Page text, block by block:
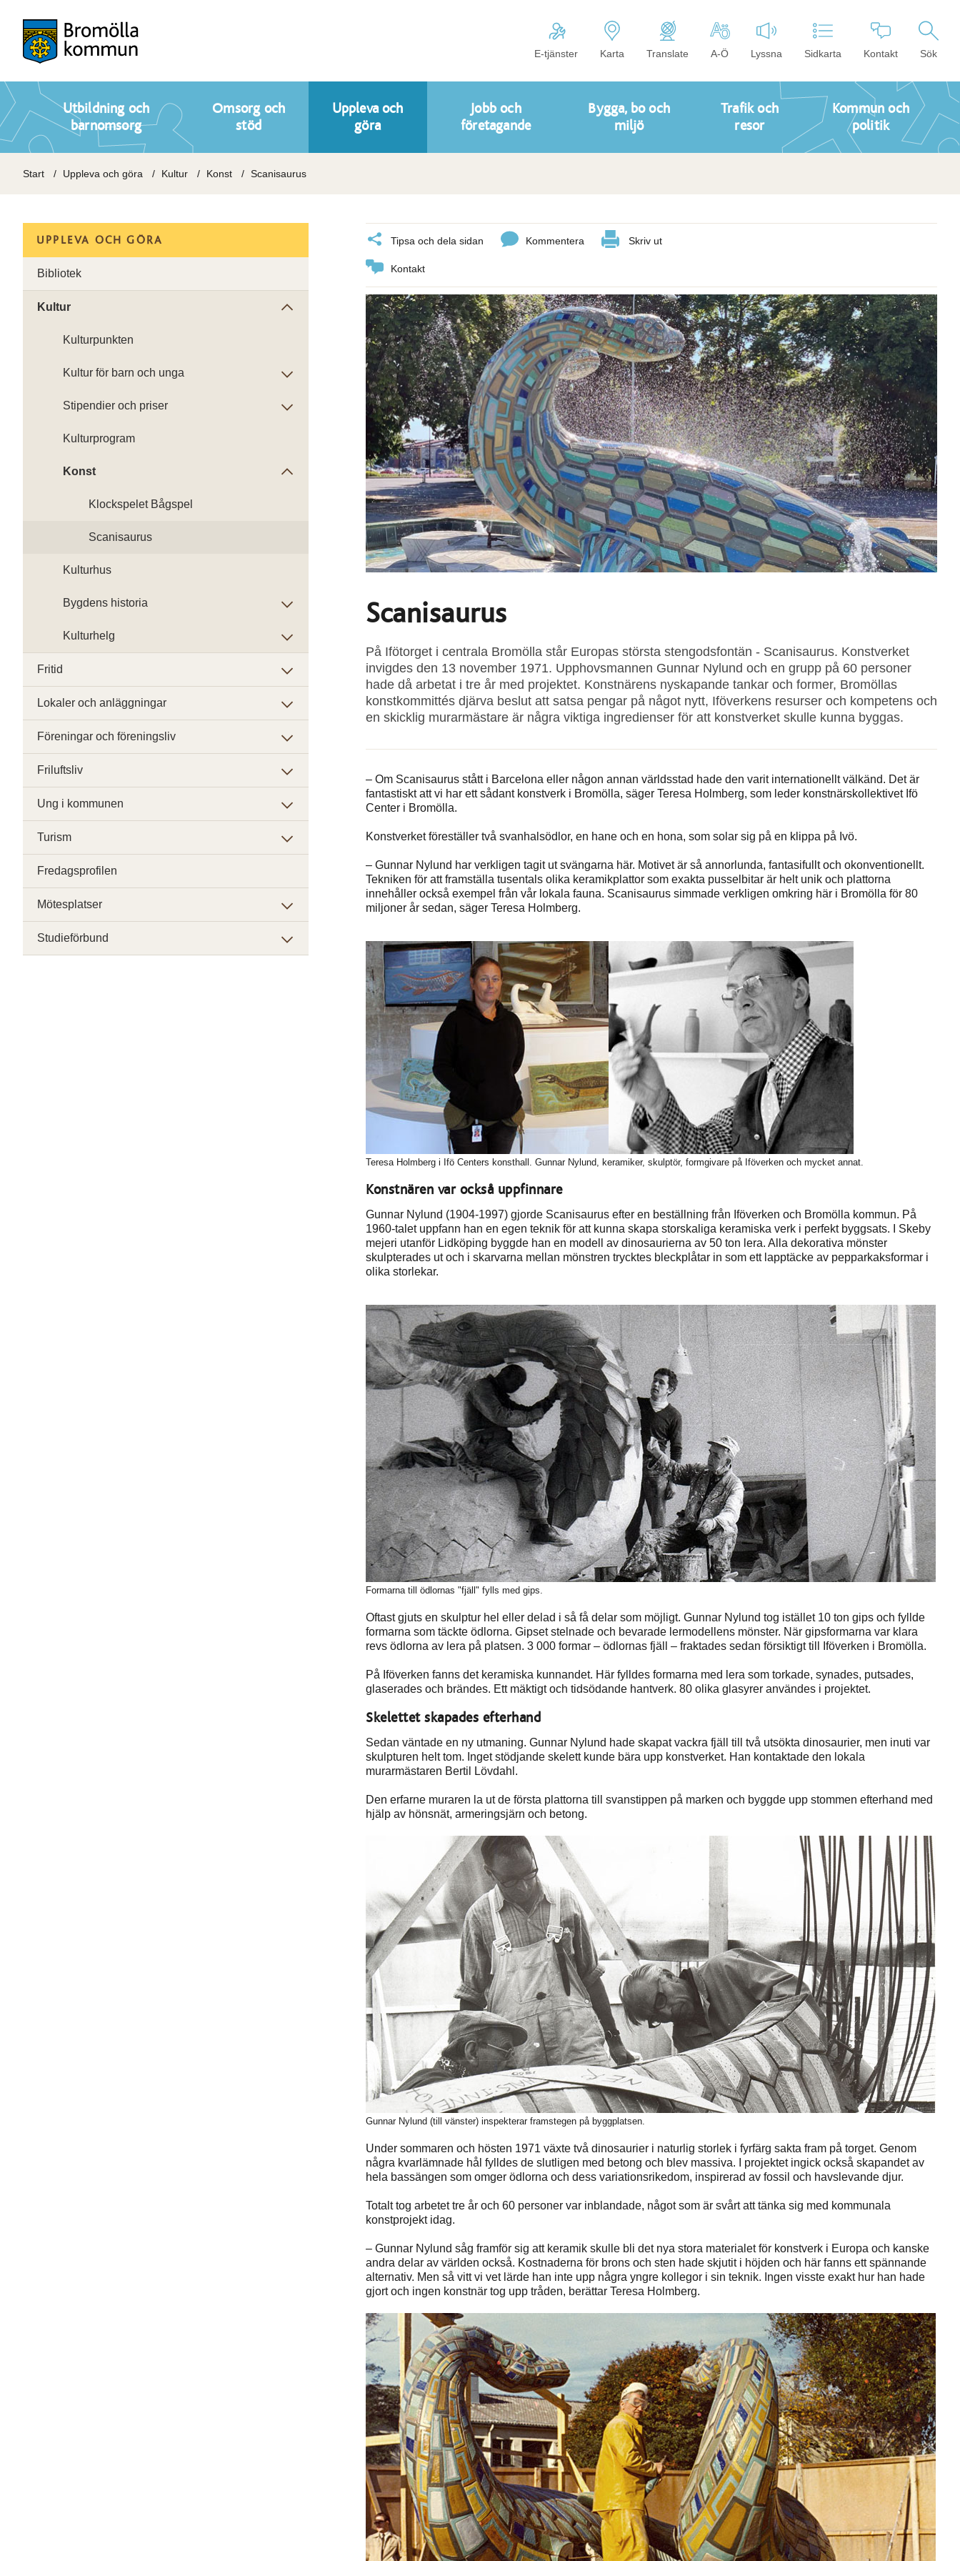
E-tjänster Karta Translate A-Ö Lyssna Sidkarta Kontakt Sök
Utbildning och
barnomsorg
Omsorg och
stöd
Uppleva och
göra
Jobb och
företagande
Bygga, bo och
miljö
Trafik och
resor
Kommun och
politik
Start Uppleva och göra Kultur Konst Scanisaurus
Tipsa och dela sidan Kommentera Skriv ut
Kontakt
Scanisaurus
På Ifötorget i centrala Bromölla står Europas största stengodsfontän - Scanisaurus. Konstverket
invigdes den 13 november 1971. Upphovsmannen Gunnar Nylund och en grupp på 60 personer
hade då arbetat i tre år med projektet. Konstnärens nyskapande tankar och former, Bromöllas
konstkommittés djärva beslut att satsa pengar på något nytt, Iföverkens resurser och kompetens och
en skicklig murarmästare är några viktiga ingredienser för att konstverket skulle kunna byggas.
– Om Scanisaurus stått i Barcelona eller någon annan världsstad hade den varit internationellt välkänd. Det är
fantastiskt att vi har ett sådant konstverk i Bromölla, säger Teresa Holmberg, som leder konstnärskollektivet Ifö
Center i Bromölla.
Konstverket föreställer två svanhalsödlor, en hane och en hona, som solar sig på en klippa på Ivö.
– Gunnar Nylund har verkligen tagit ut svängarna här. Motivet är så annorlunda, fantasifullt och okonventionellt.
Tekniken för att framställa tusentals olika keramikplattor som exakta pusselbitar är helt unik och plattorna
innehåller också exempel från vår lokala fauna. Scanisaurus simmade verkligen omkring här i Bromölla för 80
miljoner år sedan, säger Teresa Holmberg.
Teresa Holmberg i Ifö Centers konsthall. Gunnar Nylund, keramiker, skulptör, formgivare på Iföverken och mycket annat.
Konstnären var också uppfinnare
Gunnar Nylund (1904-1997) gjorde Scanisaurus efter en beställning från Iföverken och Bromölla kommun. På
1960-talet uppfann han en egen teknik för att kunna skapa storskaliga keramiska verk i perfekt byggsats. I Skeby
mejeri utanför Lidköping byggde han en modell av dinosaurierna av 50 ton lera. Alla dekorativa mönster
skulpterades ut och i skarvarna mellan mönstren trycktes bleckplåtar in som ett lapptäcke av pepparkaksformar i
olika storlekar.
Formarna till ödlornas "fjäll" fylls med gips.
Oftast gjuts en skulptur hel eller delad i så få delar som möjligt. Gunnar Nylund tog istället 10 ton gips och fyllde
formarna som täckte ödlorna. Gipset stelnade och bevarade lermodellens mönster. När gipsformarna var klara
revs ödlorna av lera på platsen. 3 000 formar – ödlornas fjäll – fraktades sedan försiktigt till Iföverken i Bromölla.
På Iföverken fanns det keramiska kunnandet. Här fylldes formarna med lera som torkade, synades, putsades,
glaserades och brändes. Ett mäktigt och tidsödande hantverk. 80 olika glasyrer användes i projektet.
Skelettet skapades efterhand
Sedan väntade en ny utmaning. Gunnar Nylund hade skapat vackra fjäll till två utsökta dinosaurier, men inuti var
skulpturen helt tom. Inget stödjande skelett kunde bära upp konstverket. Han kontaktade den lokala
murarmästaren Bertil Lövdahl.
Den erfarne muraren la ut de första plattorna till svanstippen på marken och byggde upp stommen efterhand med
hjälp av hönsnät, armeringsjärn och betong.
Gunnar Nylund (till vänster) inspekterar framstegen på byggplatsen.
Under sommaren och hösten 1971 växte två dinosaurier i naturlig storlek i fyrfärg sakta fram på torget. Genom
några kvarlämnade hål fylldes de slutligen med betong och blev massiva. I projektet ingick också skapandet av
hela bassängen som omger ödlorna och dess variationsrikedom, inspirerad av fossil och havslevande djur.
Totalt tog arbetet tre år och 60 personer var inblandade, något som är svårt att tänka sig med kommunala
konstprojekt idag.
– Gunnar Nylund såg framför sig att keramik skulle bli det nya stora materialet för konstverk i Europa och kanske
andra delar av världen också. Kostnaderna för brons och sten hade skjutit i höjden och här fanns ett spännande
alternativ. Men så vitt vi vet lärde han inte upp några yngre kollegor i sin teknik. Ingen visste exakt hur han hade
gjort och ingen konstnär tog upp tråden, berättar Teresa Holmberg.
UPPLEVA OCH GÖRA
Bibliotek
Kultur
Kulturpunkten
Kultur för barn och unga
Stipendier och priser
Kulturprogram
Konst
Klockspelet Bågspel
Scanisaurus
Kulturhus
Bygdens historia
Kulturhelg
Fritid
Lokaler och anläggningar
Föreningar och föreningsliv
Friluftsliv
Ung i kommunen
Turism
Fredagsprofilen
Mötesplatser
Studieförbund